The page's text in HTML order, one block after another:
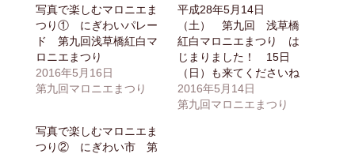
写真で楽しむマロニエま
つり① にぎわいパレー
ド 第九回浅草橋紅白マ
ロニエまつり
2016年5月16日
第九回マロニエまつり
平成28年5月14日
（土） 第九回 浅草橋
紅白マロニエまつり は
じまりました！ 15日
（日）も来てくださいね
2016年5月14日
第九回マロニエまつり
写真で楽しむマロニエま
つり② にぎわい市 第